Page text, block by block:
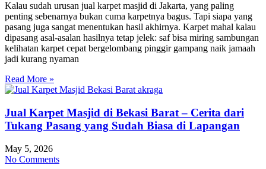
Kalau sudah urusan jual karpet masjid di Jakarta, yang paling
penting sebenarnya bukan cuma karpetnya bagus. Tapi siapa yang
pasang juga sangat menentukan hasil akhirnya. Karpet mahal kalau
dipasang asal-asalan hasilnya tetap jelek: saf bisa miring sambungan
kelihatan karpet cepat bergelombang pinggir gampang naik jamaah
jadi kurang nyaman
Read More »
Jual Karpet Masjid di Bekasi Barat – Cerita dari
Tukang Pasang yang Sudah Biasa di Lapangan
May 5, 2026
No Comments